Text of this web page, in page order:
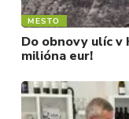
MESTO
Do obnovy ulíc v
milióna eur!